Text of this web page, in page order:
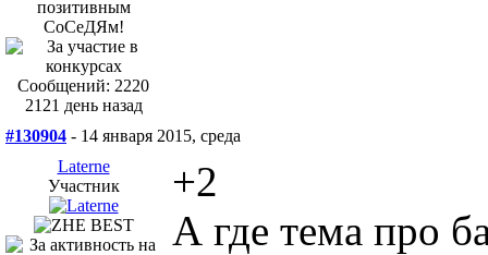
Сообщений: 2220
2121 день назад
#130904 - 14 января 2015, среда
Laterne
Участник
+2
А где тема про